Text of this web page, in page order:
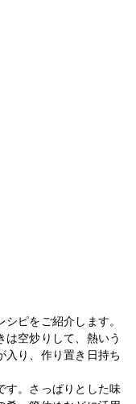
ピをご紹介します。
空炒りして、熱いう
入り、作り置き日持ち
す。さっぱりとした味